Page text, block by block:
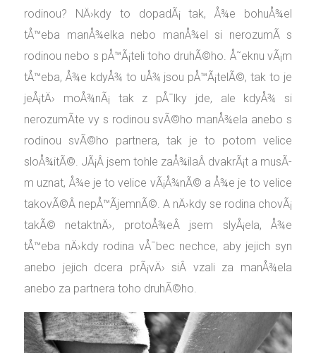
rodinou? NÄ›kdy to dopadÃ¡ tak, Å¾e bohuÅ¾el
tÅ™eba manÅ¾elka nebo manÅ¾el si nerozumÃ­ s
rodinou nebo s pÅ™Ã¡teli toho druhÃ©ho. Å˜eknu vÃ¡m
tÅ™eba, Å¾e kdyÅ¾ to uÅ¾ jsou pÅ™Ã¡telÃ©, tak to je
jeÅ¡tÄ› moÅ¾nÃ¡ tak z pÅ¯lky jde, ale kdyÅ¾ si
nerozumÃ­te vy s rodinou svÃ©ho manÅ¾ela anebo s
rodinou svÃ©ho partnera, tak je to potom velice
sloÅ¾itÃ©. JÃ¡Â jsem tohle zaÅ¾ilaÂ dvakrÃ¡t a musÃ­
m uznat, Å¾e je to velice vÃ¡Å¾nÃ© a Å¾e je to velice
takovÃ©Â nepÅ™Ã­jemnÃ©. A nÄ›kdy se rodina chovÃ¡
takÃ© netaktnÄ›, protoÅ¾eÂ jsem slyÅ¡ela, Å¾e
tÅ™eba nÄ›kdy rodina vÅ¯bec nechce, aby jejich syn
anebo jejich dcera prÃ¡vÄ› siÂ vzali za manÅ¾ela
anebo za partnera toho druhÃ©ho.